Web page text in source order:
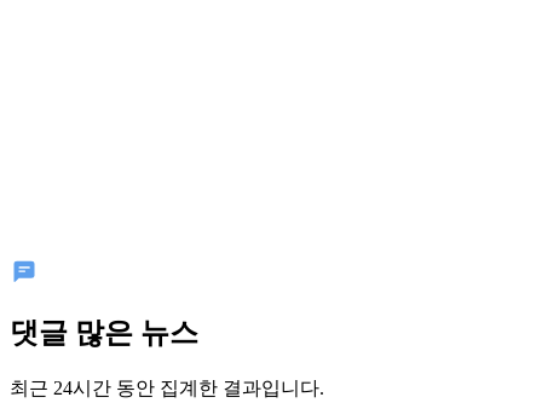
댓글 많은 뉴스
최근 24시간 동안 집계한 결과입니다.